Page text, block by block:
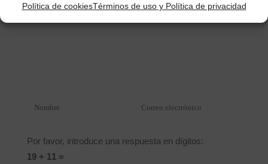
Política de cookiesTérminos de uso y Política de privacidad
Por favor, introduce una respuesta en dígitos:
19 + 11 =